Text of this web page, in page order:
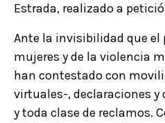
Estrada, realizado a
Ante la invisibilidad que el
mujeres y de la violencia
han contestado con
virtuales-, declaraciones
y toda clase de reclamos.